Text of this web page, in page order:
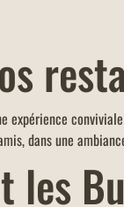
expérience
dans une
les